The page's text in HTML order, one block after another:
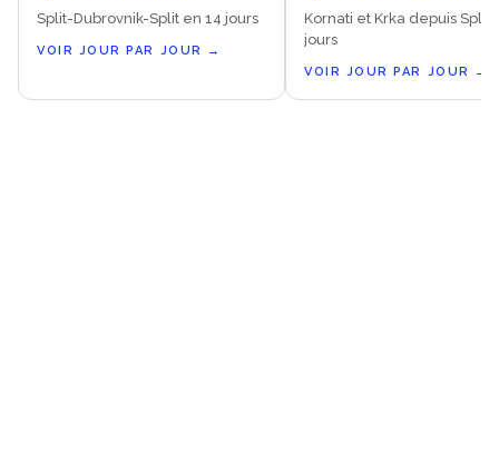
Split-Dubrovnik-Split en 14 jours
VOIR JOUR PAR JOUR →
Kornati et Krka depuis Split,
jours
VOIR JOUR PAR JOUR →